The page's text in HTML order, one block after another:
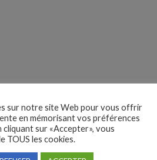
sur notre site Web pour vous offrir
en mémorisant vos préférences
sur «Accepter», vous
TOUS les cookies.